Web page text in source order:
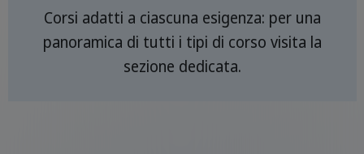
Corsi adatti a ciascuna esigenza: per una
panoramica di tutti i tipi di corso visita la
sezione dedicata.